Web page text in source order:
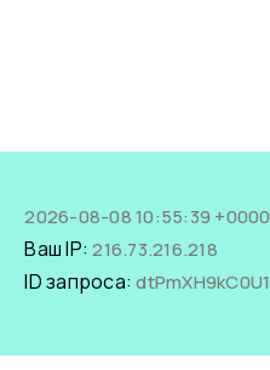
2026-08-08 10:55:39 +0000
Ваш IP:216.73.216.218
ID запроса:dtPmXH9kC0U1